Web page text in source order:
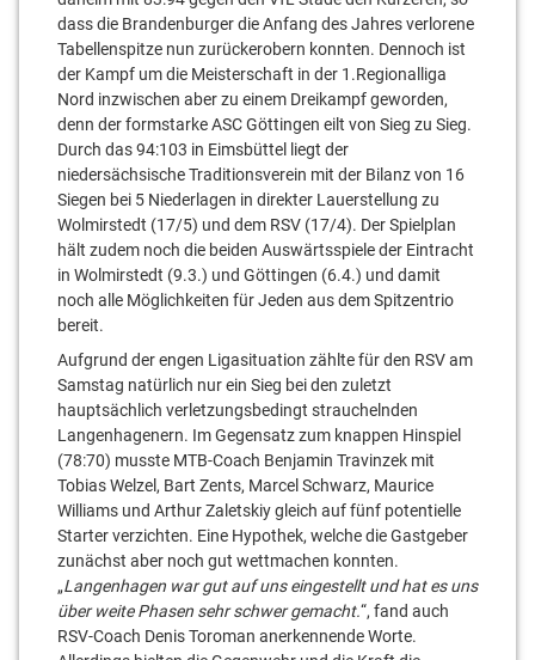
dass die Brandenburger die Anfang des Jahres verlorene
Tabellenspitze nun zurückerobern konnten. Dennoch ist
der Kampf um die Meisterschaft in der 1.Regionalliga
Nord inzwischen aber zu einem Dreikampf geworden,
denn der formstarke ASC Göttingen eilt von Sieg zu Sieg.
Durch das 94:103 in Eimsbüttel liegt der
niedersächsische Traditionsverein mit der Bilanz von 16
Siegen bei 5 Niederlagen in direkter Lauerstellung zu
Wolmirstedt (17/5) und dem RSV (17/4). Der Spielplan
hält zudem noch die beiden Auswärtsspiele der Eintracht
in Wolmirstedt (9.3.) und Göttingen (6.4.) und damit
noch alle Möglichkeiten für Jeden aus dem Spitzentrio
bereit.
Aufgrund der engen Ligasituation zählte für den RSV am
Samstag natürlich nur ein Sieg bei den zuletzt
hauptsächlich verletzungsbedingt strauchelnden
Langenhagenern. Im Gegensatz zum knappen Hinspiel
(78:70) musste MTB-Coach Benjamin Travinzek mit
Tobias Welzel, Bart Zents, Marcel Schwarz, Maurice
Williams und Arthur Zaletskiy gleich auf fünf potentielle
Starter verzichten. Eine Hypothek, welche die Gastgeber
zunächst aber noch gut wettmachen konnten.
„Langenhagen war gut auf uns eingestellt und hat es uns
über weite Phasen sehr schwer gemacht.“, fand auch
RSV-Coach Denis Toroman anerkennende Worte.